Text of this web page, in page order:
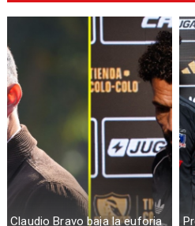
Claudio Bravo baja la euforia